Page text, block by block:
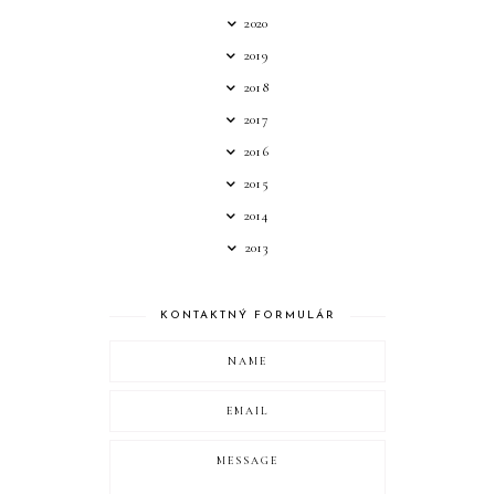
2020
2019
2018
2017
2016
2015
2014
2013
KONTAKTNÝ FORMULÁR